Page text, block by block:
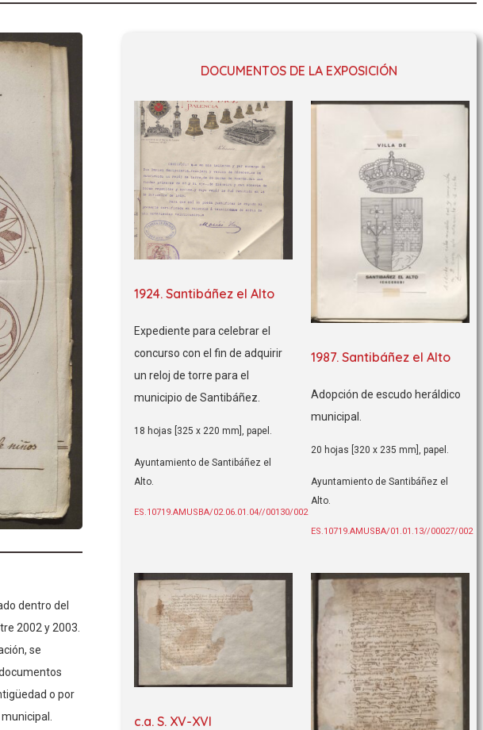
dentro del
2002 y 2003.
se
o por
DOCUMENTOS DE LA EXPOSICIÓN
1924. Santibáñez el Alto
Expediente para celebrar el
concurso con el fin de adquirir
un reloj de torre para el
municipio de Santibáñez.
18 hojas [325 x 220 mm], papel.
Ayuntamiento de Santibáñez el
Alto.
ES.10719.AMUSBA/02.06.01.04//00130/002
1987. Santibáñez el Alto
Adopción de escudo heráldico
municipal.
20 hojas [320 x 235 mm], papel.
Ayuntamiento de Santibáñez el
Alto.
ES.10719.AMUSBA/01.01.13//00027/002
c.a. S. XV-XVI